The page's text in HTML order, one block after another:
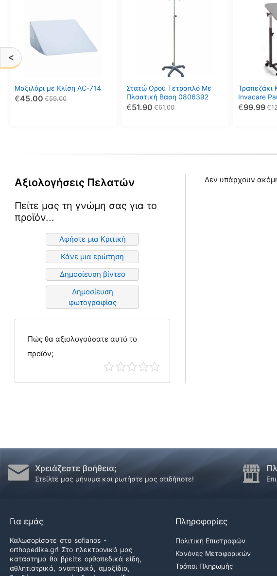
<
Μαξιλάρι με Κλίση AC-714
59.00
€
45.00
€
Στατώ Ορού Τετραπλό Με
Πλαστική Βάση 0806392
61.00
€
51.90
€
Τραπεζάκι
Invacare
€
99.99
€
Αξιολογήσεις Πελατών
Πείτε μας τη γνώμη σας για το
προϊόν...
Αφήστε μια Κριτική
Κάνε μια ερώτηση
Δημοσίευση βίντεο
Δημοσίευση
φωτογραφίας
Πώς θα αξιολογούσατε αυτό το
προϊόν;
Δεν υπάρχουν
Χρειάζεστε βοήθεια;
Στείλτε μας μήνυμα και ρωτήστε μας οτιδήποτε!
Για εμάς
Καλωσορίσατε στο sofianos -
orthopedika.gr! Στο ηλεκτρονικό μας
κατάστημα θα βρείτε ορθοπεδικά είδη,
αθλητιατρικά, αναπηρικά, αμαξίδια,
Πληροφορίες
Πολιτική Επιστροφών
Κανόνες Μεταφορικών
Τρόποι Πληρωμής